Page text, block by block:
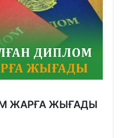
ЖАРҒА ЖЫҒАДЫ